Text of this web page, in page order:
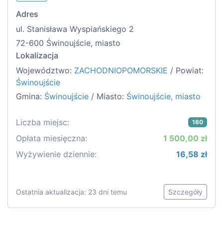
Adres
ul. Stanisława Wyspiańskiego 2
72-600 Świnoujście, miasto
Lokalizacja
Województwo: ZACHODNIOPOMORSKIE / Powiat:
Świnoujście
Gmina: Świnoujście / Miasto: Świnoujście, miasto
Liczba miejsc: 160
Opłata miesięczna:
1 500,00 zł
Wyżywienie dziennie:
16,58 zł
Ostatnia aktualizacja: 23 dni temu Szczegóły